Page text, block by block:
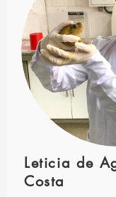
Leticia de
Costa